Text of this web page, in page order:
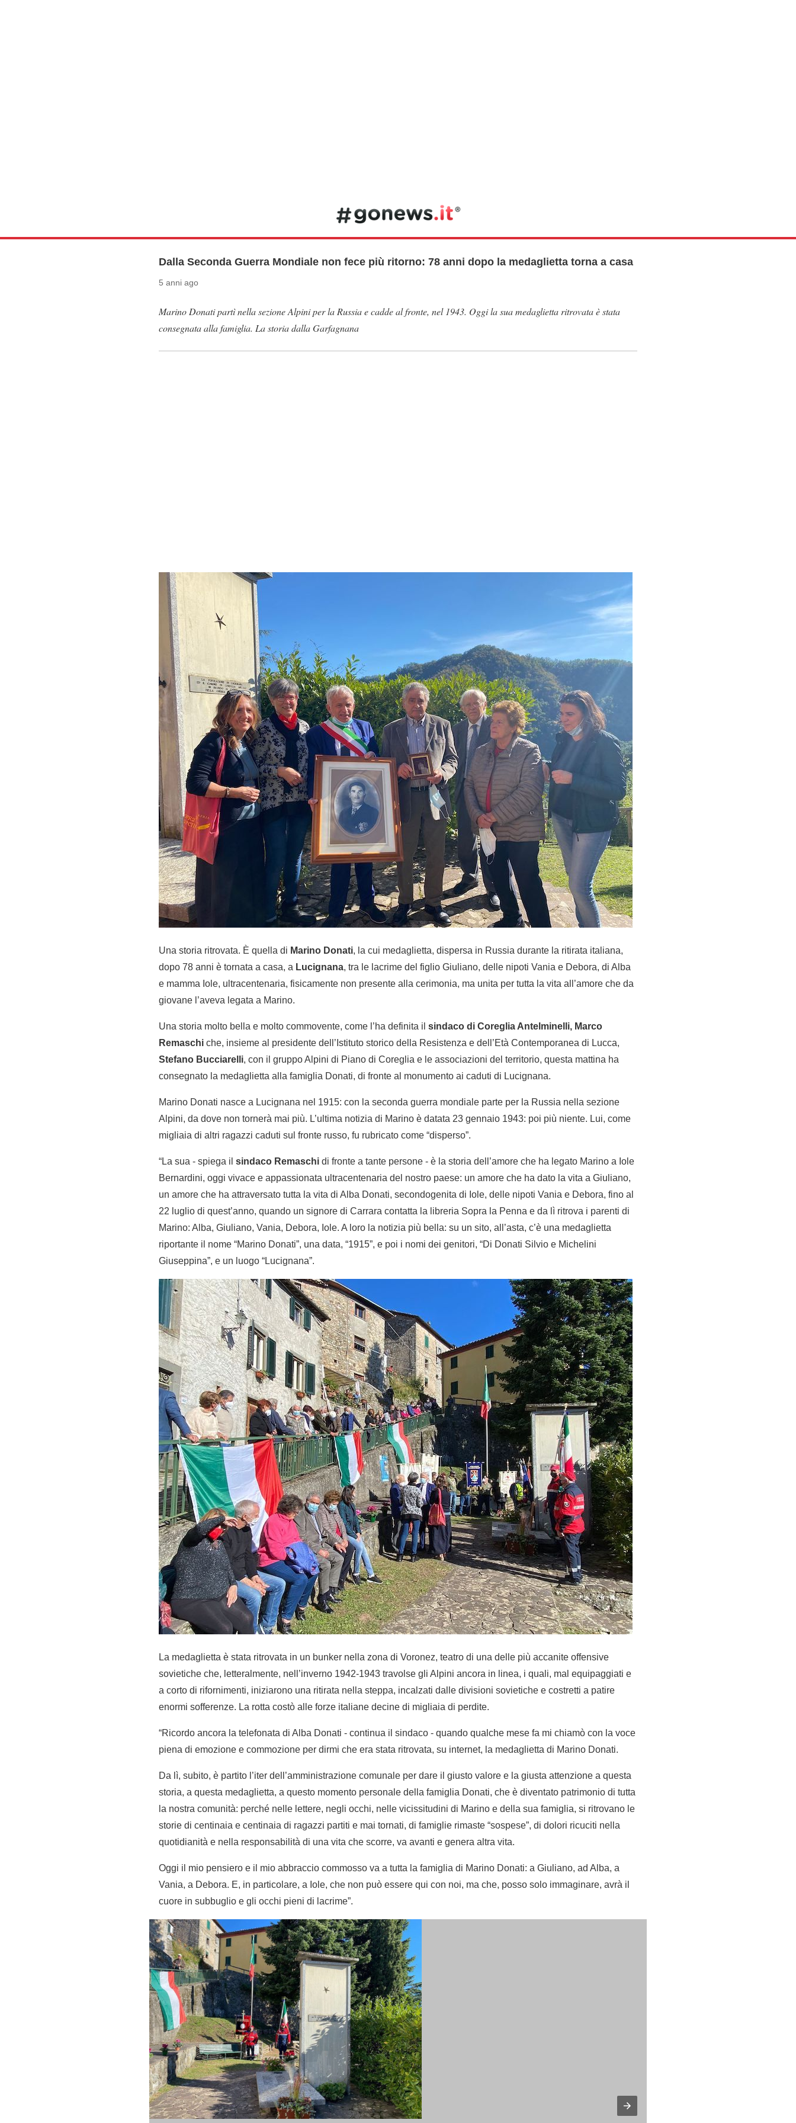
Dalla Seconda Guerra Mondiale non fece più ritorno: 78 anni dopo la medaglietta torna a casa
5 anni ago
Marino Donati partì nella sezione Alpini per la Russia e cadde al fronte, nel 1943. Oggi la sua medaglietta ritrovata è stata
consegnata alla famiglia. La storia dalla Garfagnana
Una storia ritrovata. È quella di Marino Donati, la cui medaglietta, dispersa in Russia durante la ritirata italiana,
dopo 78 anni è tornata a casa, a Lucignana, tra le lacrime del figlio Giuliano, delle nipoti Vania e Debora, di Alba
e mamma Iole, ultracentenaria, fisicamente non presente alla cerimonia, ma unita per tutta la vita all’amore che da
giovane l’aveva legata a Marino.
Una storia molto bella e molto commovente, come l’ha definita il sindaco di Coreglia Antelminelli, Marco
Remaschi che, insieme al presidente dell’Istituto storico della Resistenza e dell’Età Contemporanea di Lucca,
Stefano Bucciarelli, con il gruppo Alpini di Piano di Coreglia e le associazioni del territorio, questa mattina ha
consegnato la medaglietta alla famiglia Donati, di fronte al monumento ai caduti di Lucignana.
Marino Donati nasce a Lucignana nel 1915: con la seconda guerra mondiale parte per la Russia nella sezione
Alpini, da dove non tornerà mai più. L’ultima notizia di Marino è datata 23 gennaio 1943: poi più niente. Lui, come
migliaia di altri ragazzi caduti sul fronte russo, fu rubricato come “disperso”.
“La sua - spiega il sindaco Remaschi di fronte a tante persone - è la storia dell’amore che ha legato Marino a Iole
Bernardini, oggi vivace e appassionata ultracentenaria del nostro paese: un amore che ha dato la vita a Giuliano,
un amore che ha attraversato tutta la vita di Alba Donati, secondogenita di Iole, delle nipoti Vania e Debora, fino al
22 luglio di quest’anno, quando un signore di Carrara contatta la libreria Sopra la Penna e da lì ritrova i parenti di
Marino: Alba, Giuliano, Vania, Debora, Iole. A loro la notizia più bella: su un sito, all’asta, c’è una medaglietta
riportante il nome “Marino Donati”, una data, “1915”, e poi i nomi dei genitori, “Di Donati Silvio e Michelini
Giuseppina”, e un luogo “Lucignana”.
La medaglietta è stata ritrovata in un bunker nella zona di Voronez, teatro di una delle più accanite offensive
sovietiche che, letteralmente, nell’inverno 1942-1943 travolse gli Alpini ancora in linea, i quali, mal equipaggiati e
a corto di rifornimenti, iniziarono una ritirata nella steppa, incalzati dalle divisioni sovietiche e costretti a patire
enormi sofferenze. La rotta costò alle forze italiane decine di migliaia di perdite.
“Ricordo ancora la telefonata di Alba Donati - continua il sindaco - quando qualche mese fa mi chiamò con la voce
piena di emozione e commozione per dirmi che era stata ritrovata, su internet, la medaglietta di Marino Donati.
Da lì, subito, è partito l’iter dell’amministrazione comunale per dare il giusto valore e la giusta attenzione a questa
storia, a questa medaglietta, a questo momento personale della famiglia Donati, che è diventato patrimonio di tutta
la nostra comunità: perché nelle lettere, negli occhi, nelle vicissitudini di Marino e della sua famiglia, si ritrovano le
storie di centinaia e centinaia di ragazzi partiti e mai tornati, di famiglie rimaste “sospese”, di dolori ricuciti nella
quotidianità e nella responsabilità di una vita che scorre, va avanti e genera altra vita.
Oggi il mio pensiero e il mio abbraccio commosso va a tutta la famiglia di Marino Donati: a Giuliano, ad Alba, a
Vania, a Debora. E, in particolare, a Iole, che non può essere qui con noi, ma che, posso solo immaginare, avrà il
cuore in subbuglio e gli occhi pieni di lacrime”.